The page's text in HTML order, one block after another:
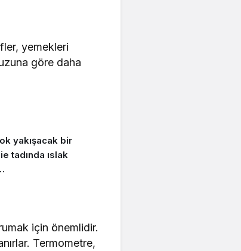
yemekleri
göre daha
yakışacak bir
tadında ıslak
için önemlidir.
Termometre,